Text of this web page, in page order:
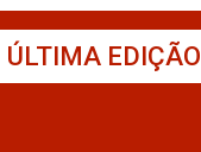
ÚLTIMA EDIÇÃO